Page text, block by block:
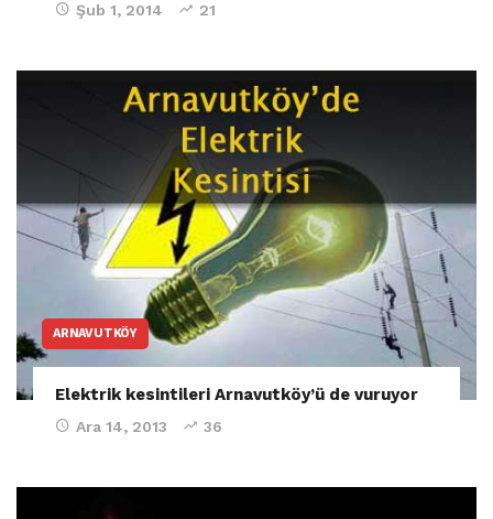
Şub 1, 2014 21
ARNAVUTKÖY
Elektrik kesintileri Arnavutköy’ü de vuruyor
Ara 14, 2013 36